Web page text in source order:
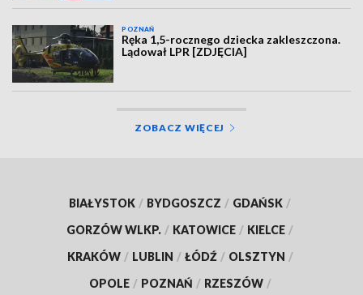
POZNAŃ
Ręka 1,5-rocznego dziecka zakleszczona.
Lądował LPR [ZDJĘCIA]
ZOBACZ WIĘCEJ
BIAŁYSTOK / BYDGOSZCZ / GDAŃSK /
GORZÓW WLKP. / KATOWICE / KIELCE /
KRAKÓW / LUBLIN / ŁÓDŹ / OLSZTYN /
OPOLE / POZNAŃ / RZESZÓW /